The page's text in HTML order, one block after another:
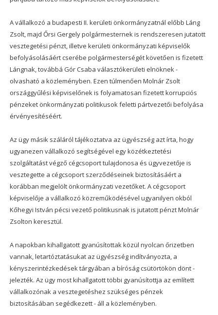
A vállalkozó a budapesti II. kerületi önkormányzatnál előbb Láng
Zsolt, majd Őrsi Gergely polgármesternek is rendszeresen jutatott
vesztegetési pénzt, illetve kerületi önkormányzati képviselők
befolyásolásáért cserébe polgármesterségét követően is fizetett
Lángnak, továbbá Gór Csaba választókerületi elnöknek -
olvasható a közleményben. Ezen túlmenően Molnár Zsolt
országgyűlési képviselőnek is folyamatosan fizetett korrupciós
pénzeket önkormányzati politikusok feletti pártvezetői befolyása
érvényesítéséért.
Az ügy másik száláról tájékoztatva az ügyészség azt írta, hogy
ugyanezen vállalkozó segítségével egy közétkeztetési
szolgáltatást végző cégcsoport tulajdonosa és ügyvezetője is
vesztegette a cégcsoport szerződéseinek biztosításáért a
korábban megjelölt önkormányzati vezetőket. A cégcsoport
képviselője a vállalkozó közreműködésével ugyanilyen okból
Kőhegyi István pécsi vezető politikusnak is jutatott pénzt Molnár
Zsolton keresztül.
A napokban kihallgatott gyanúsítottak közül nyolcan őrizetben
vannak, letartóztatásukat az ügyészség indítványozta, a
kényszerintézkedések tárgyában a bíróság csütörtökön dönt -
jelezték. Az ügy most kihallgatott többi gyanúsítottja az említett
vállalkozónak a vesztegetéshez szükséges pénzek
biztosításában segédkezett - áll a közleményben.